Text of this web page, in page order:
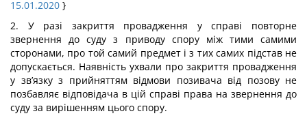
15.01.2020 }
2. У разі закриття провадження у справі повторне
звернення до суду з приводу спору між тими самими
сторонами, про той самий предмет і з тих самих підстав не
допускається. Наявність ухвали про закриття провадження
у зв’язку з прийняттям відмови позивача від позову не
позбавляє відповідача в цій справі права на звернення до
суду за вирішенням цього спору.